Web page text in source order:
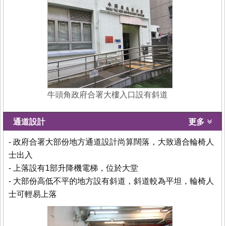
牛頭角政府合署大樓入口設有斜道
通道設計 更多
- 政府合署大部份地方通道設計尚算闊落，大致適合輪椅人
士出入
- 上落設有1部升降機電梯，位於大堂
- 大部份高低不平的地方設有斜道，斜道較為平坦，輪椅人
士可輕易上落